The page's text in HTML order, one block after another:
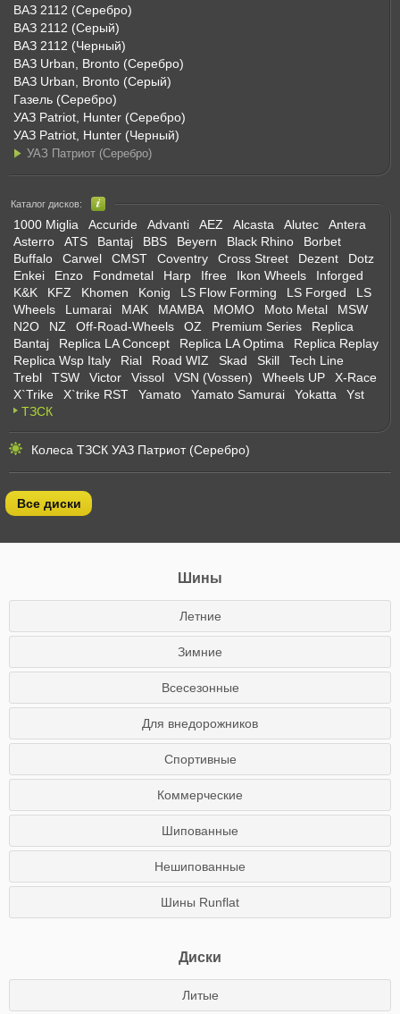
ВАЗ 2112 (Серебро)
ВАЗ 2112 (Серый)
ВАЗ 2112 (Черный)
ВАЗ Urban, Bronto (Серебро)
ВАЗ Urban, Bronto (Серый)
Газель (Серебро)
УАЗ Patriot, Hunter (Серебро)
УАЗ Patriot, Hunter (Черный)
УАЗ Патриот (Серебро)
Каталог дисков:
1000 Miglia Accuride Advanti AEZ Alcasta Alutec
Antera
Asterro
ATS Bantaj BBS Beyern Black Rhino
Borbet
Buffalo
Carwel CMST Coventry Cross Street Dezent
Dotz
Enkei
Enzo Fondmetal Harp Ifree Ikon Wheels
Inforged
K&K
KFZ Khomen Konig LS Flow Forming LS Forged
LS
Wheels
Lumarai MAK MAMBA MOMO Moto Metal
MSW
N2O
NZ Off-Road-Wheels OZ Premium Series
Replica
Bantaj
Replica LA Concept Replica LA Optima
Replica Replay
Replica Wsp Italy
Rial Road WIZ Skad Skill
Tech Line
Trebl
TSW Victor Vissol VSN (Vossen) Wheels UP
X-Race
X`Trike
X`trike RST Yamato Yamato Samurai Yokatta
Yst
ТЗСК
Колеса ТЗСК УАЗ Патриот (Серебро)
Все диски
Шины
Летние
Зимние
Всесезонные
Для внедорожников
Спортивные
Коммерческие
Шипованные
Нешипованные
Шины Runflat
Диски
Литые